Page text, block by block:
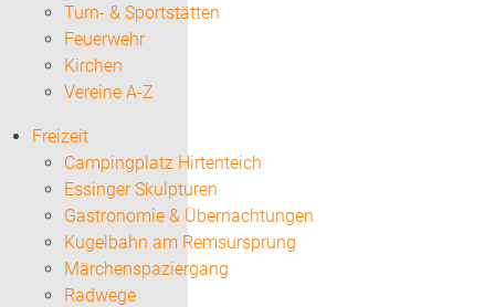
Turn- & Sportstätten
Feuerwehr
Kirchen
Vereine A-Z
Freizeit
Campingplatz Hirtenteich
Essinger Skulpturen
Gastronomie & Übernachtungen
Kugelbahn am Remsursprung
Märchenspaziergang
Radwege